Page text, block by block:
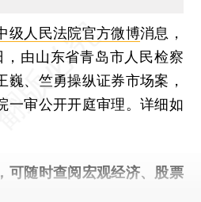
级人民法院官方微博消息，
由山东省青岛市人民检察
巍、竺勇操纵证券市场案，
一审公开开庭审理。详细如
，可随时查阅宏观经济、股票